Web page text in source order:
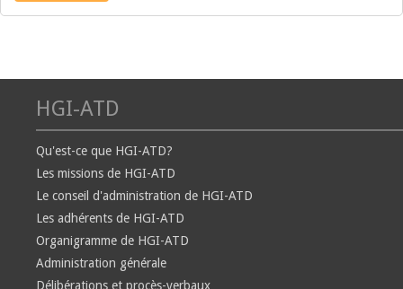
HGI-ATD
Qu'est-ce que HGI-ATD?
Les missions de HGI-ATD
Le conseil d'administration de HGI-ATD
Les adhérents de HGI-ATD
Organigramme de HGI-ATD
Administration générale
Délibérations et procès-verbaux